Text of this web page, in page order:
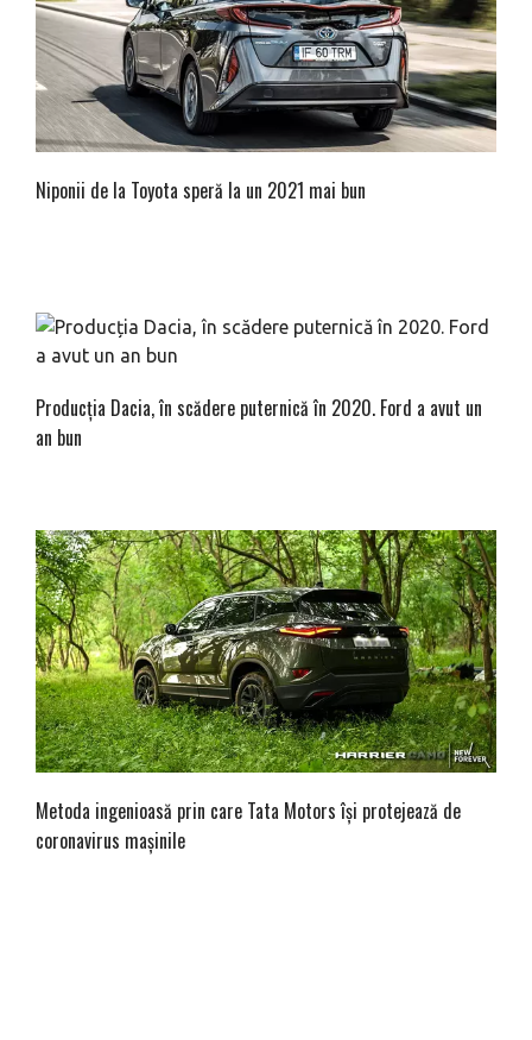
Niponii de la Toyota speră la un 2021 mai bun
Producția Dacia, în scădere puternică în 2020. Ford a avut un
an bun
Metoda ingenioasă prin care Tata Motors își protejează de
coronavirus mașinile